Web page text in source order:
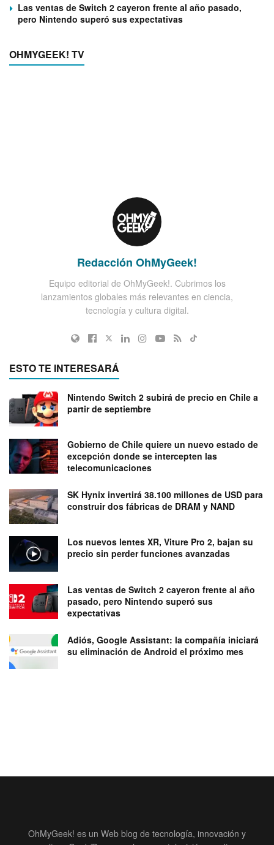
Las ventas de Switch 2 cayeron frente al año pasado,
pero Nintendo superó sus expectativas
OHMYGEEK! TV
Redacción OhMyGeek!
Equipo editorial de OhMyGeek!. Cubrimos los
lanzamientos globales más relevantes en ciencia,
tecnología y cultura digital.
ESTO TE INTERESARÁ
Nintendo Switch 2 subirá de precio en Chile a
partir de septiembre
Gobierno de Chile quiere un nuevo estado de
excepción donde se intercepten las
telecomunicaciones
SK Hynix invertirá 38.100 millones de USD para
construir dos fábricas de DRAM y NAND
Los nuevos lentes XR, Viture Pro 2, bajan su
precio sin perder funciones avanzadas
Las ventas de Switch 2 cayeron frente al año
pasado, pero Nintendo superó sus
expectativas
Adiós, Google Assistant: la compañía iniciará
su eliminación de Android el próximo mes
OhMyGeek! es un Web blog de tecnología, innovación y